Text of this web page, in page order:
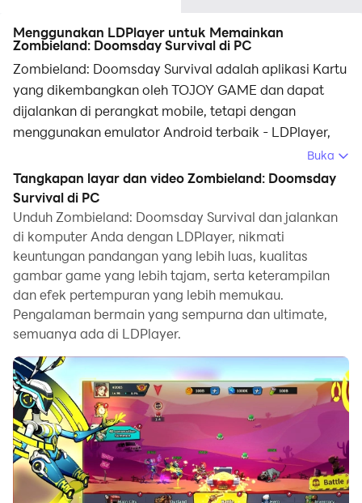
Menggunakan LDPlayer untuk Memainkan
Zombieland: Doomsday Survival di PC
Zombieland: Doomsday Survival adalah aplikasi Kartu
yang dikembangkan oleh TOJOY GAME dan dapat
dijalankan di perangkat mobile, tetapi dengan
menggunakan emulator Android terbaik - LDPlayer,
Anda dapat mengunduh Zombieland: Doomsday
Survival dan menjalankannya di komputer Anda.
Dengan menjalankan Zombieland: Doomsday Survival
di komputer, Anda dapat menjelajah dengan jelas di
layar yang lebih besar, serta mengendalikan aplikasi
dengan menggunakan mouse dan keyboard jauh lebih
cepat daripada menyentuh layar, dan Anda tidak perlu
khawatir tentang kekuatan perangkat Anda.
dapat menjalankan aplikasi dan akun ganda di
komputer Anda.
Fungsi transfer file antara emulator dan komputer juga
memudahkan berbagi foto, video, dan file.
Unduh Zombieland: Doomsday Survival dan jalankan
di komputer Anda sekarang dan nikmati layar besar
Buka
Tangkapan layar dan video Zombieland: Doomsday
Survival di PC
Unduh Zombieland: Doomsday Survival dan jalankan
di komputer Anda dengan LDPlayer, nikmati
keuntungan pandangan yang lebih luas, kualitas
gambar game yang lebih tajam, serta keterampilan
dan efek pertempuran yang lebih memukau.
Pengalaman bermain yang sempurna dan ultimate,
semuanya ada di LDPlayer.